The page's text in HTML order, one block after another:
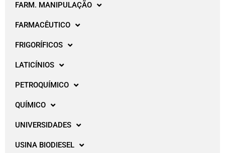
FARM. MANIPULAÇÃO
FARMACÊUTICO
FRIGORÍFICOS
LATICÍNIOS
PETROQUÍMICO
QUÍMICO
UNIVERSIDADES
USINA BIODIESEL